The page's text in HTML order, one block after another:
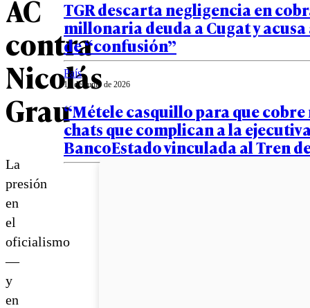
AC
contra
Nicolás
Grau
La
presión
en
el
oficialismo
—
y
en
TGR descarta negligencia en
millonaria deuda a Cugat y acusa
de “confusión”
País
10 de Junio de 2026
“Métele casquillo para que cobre
chats que complican a la
BancoEstado vinculada al Tren